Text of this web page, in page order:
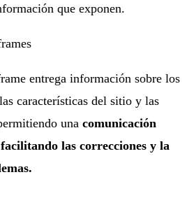
que exponen.
entrega información sobre los
características del sitio y las
una comunicación
las correcciones y la